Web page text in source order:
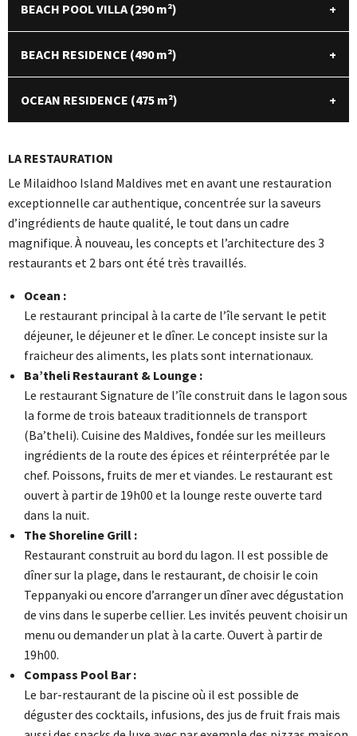
BEACH POOL VILLA (290m²)
BEACH RESIDENCE (490m²)
OCEAN RESIDENCE (475 m²)
LA RESTAURATION
Le Milaidhoo Island Maldives met en avant une restauration
exceptionnelle car authentique, concentrée sur la saveurs
d’ingrédients de haute qualité, le tout dans un cadre
magnifique. À nouveau, les concepts et l’architecture des 3
restaurants et 2 bars ont été très travaillés.
Ocean :
Le restaurant principal à la carte de l’île servant le petit
déjeuner, le déjeuner et le dîner. Le concept insiste sur la
fraicheur des aliments, les plats sont internationaux.
Ba’theli Restaurant & Lounge :
Le restaurant Signature de l’île construit dans le lagon sous
la forme de trois bateaux traditionnels de transport
(Ba’theli). Cuisine des Maldives, fondée sur les meilleurs
ingrédients de la route des épices et réinterprétée par le
chef. Poissons, fruits de mer et viandes. Le restaurant est
ouvert à partir de 19h00 et la lounge reste ouverte tard
dans la nuit.
The Shoreline Grill :
Restaurant construit au bord du lagon. Il est possible de
dîner sur la plage, dans le restaurant, de choisir le coin
Teppanyaki ou encore d’arranger un dîner avec dégustation
de vins dans le superbe cellier. Les invités peuvent choisir un
menu ou demander un plat à la carte. Ouvert à partir de
19h00.
Compass Pool Bar :
Le bar-restaurant de la piscine où il est possible de
déguster des cocktails, infusions, des jus de fruit frais mais